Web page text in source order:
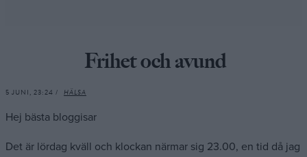
Frihet och avund
5 JUNI, 23:24 / HÄLSA
Hej bästa bloggisar
Det är lördag kväll och klockan närmar sig 23.00, en tid då jag